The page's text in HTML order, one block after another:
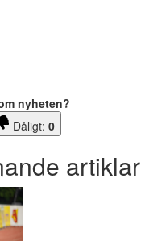
nyheten?
Dåligt: 0
artiklar